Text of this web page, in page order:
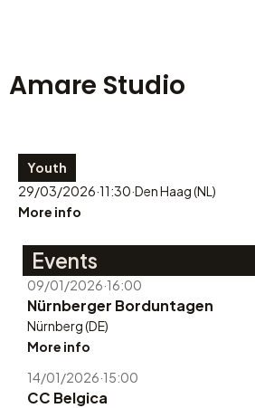
Amare Studio
Youth
29/03/2026·11:30·Den Haag (NL)
More info
Events
09/01/2026·16:00
Nürnberger Borduntagen
Nürnberg (DE)
More info
14/01/2026·15:00
CC Belgica